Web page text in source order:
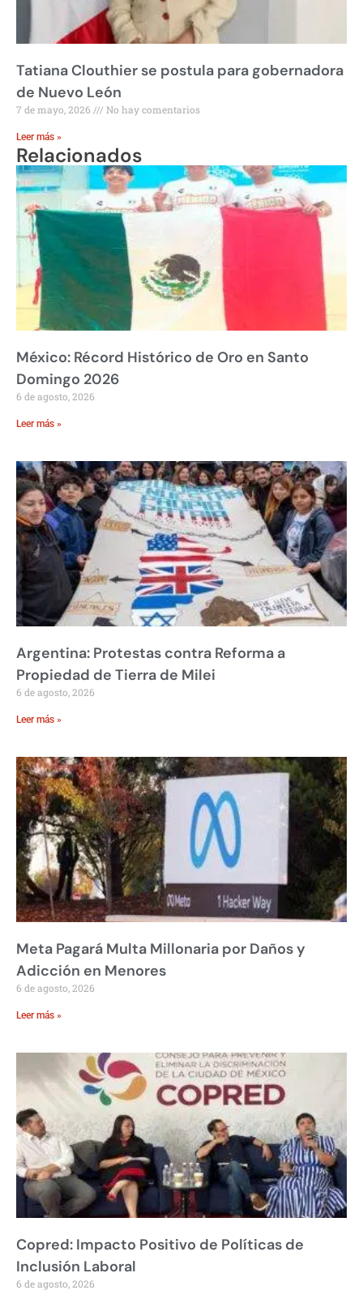
Tatiana Clouthier se postula para gobernadora
de Nuevo León
7 de mayo, 2026 No hay comentarios
Leer más »
Relacionados
México: Récord Histórico de Oro en Santo
Domingo 2026
6 de agosto, 2026
Leer más »
Argentina: Protestas contra Reforma a
Propiedad de Tierra de Milei
6 de agosto, 2026
Leer más »
Meta Pagará Multa Millonaria por Daños y
Adicción en Menores
6 de agosto, 2026
Leer más »
Copred: Impacto Positivo de Políticas de
Inclusión Laboral
6 de agosto, 2026